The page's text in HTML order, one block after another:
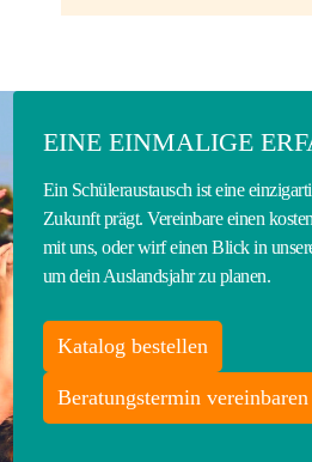
EINE EINMALIGE
Ein Schüleraustausch ist eine
Zukunft prägt. Vereinbare einen
mit uns, oder wirf einen Blick in
um dein Auslandsjahr zu planen.
Katalog bestellen
Beratungstermin vereinbaren